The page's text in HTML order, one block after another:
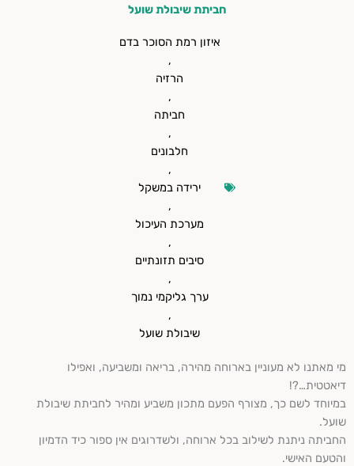
חביתת שיבולת שועל
איזון רמת הסוכר בדם
,
הרזיה
,
חביתה
,
חלבונים
,
ירידה במשקל
,
מערכת העיכול
,
סיבים תזונתיים
,
ערך גליקמי נמוך
,
שיבולת שועל
מי מאתנו לא מעוניין בארוחה מהירה, בריאה ומשביעה, ואפילו
דיאטטית…?!
במיוחד לשם כך, מצורף הפעם מתכון משביע ומהיר לחביתת שיבולת
שועל.
החביתה ניתנת לשילוב בכל ארוחה, ולשדרוגים אין ספור כיד הדמיון
והטעם האישי.